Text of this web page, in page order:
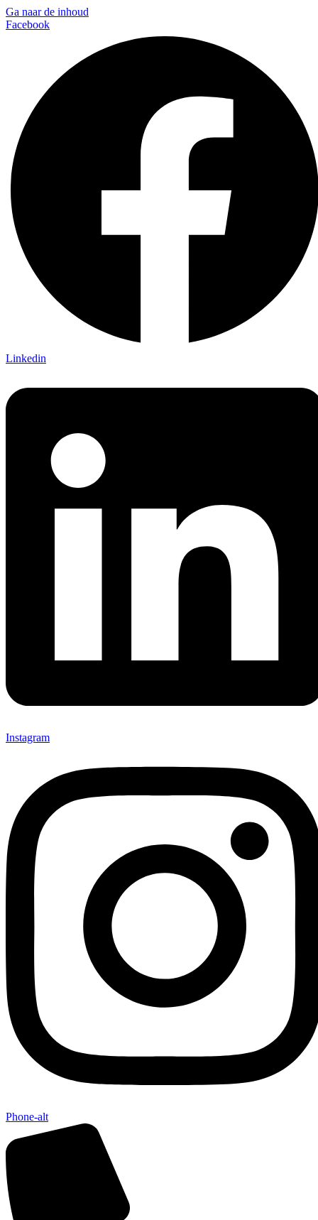
Ga naar de inhoud
Facebook
Linkedin
Instagram
Phone-alt